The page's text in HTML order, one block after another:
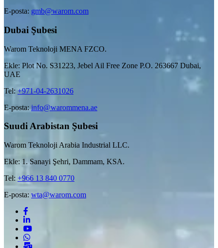
E-posta: gmb@warom.com
Dubai Şubesi
Warom Teknoloji MENA FZCO.
Ekle: Plot No. S31223, Jebel Ail Free Zone P.O. 263667 Dubai,
UAE
Tel:+971-04-2631026
E-posta:info@warommena.ae
Suudi Arabistan Şubesi
Warom Teknoloji Arabia Industrial LLC.
Ekle: 1. Sanayi Şehri, Dammam, KSA.
Tel: +966 13 840 0770
E-posta: wta@warom.com